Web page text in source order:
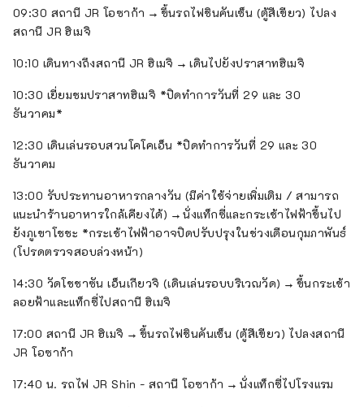
09:30 สถานี JR โอซาก้า → ขึ้นรถไฟชินคันเซ็น (ตู้สีเขียว) ไปลง
สถานี JR ฮิเมจิ
10:10 เดินทางถึงสถานี JR ฮิเมจิ → เดินไปยังปราสาทฮิเมจิ
10:30 เยี่ยมชมปราสาทฮิเมจิ *ปิดทำการวันที่ 29 และ 30
ธันวาคม*
12:30 เดินเล่นรอบสวนโคโคเอ็น *ปิดทำการวันที่ 29 และ 30
ธันวาคม
13:00 รับประทานอาหารกลางวัน (มีค่าใช้จ่ายเพิ่มเติม / สามารถ
แนะนำร้านอาหารใกล้เคียงได้) → นั่งแท็กซี่และกระเช้าไฟฟ้าขึ้นไป
ยังภูเขาโชชะ *กระเช้าไฟฟ้าอาจปิดปรับปรุงในช่วงเดือนกุมภาพันธ์
(โปรดตรวจสอบล่วงหน้า)
14:30 วัดโชชาซัน เอ็นเกียวจิ (เดินเล่นรอบบริเวณวัด) → ขึ้นกระเช้า
ลอยฟ้าและแท็กซี่ไปสถานี ฮิเมจิ
17:00 สถานี JR ฮิเมจิ → ขึ้นรถไฟชินคันเซ็น (ตู้สีเขียว) ไปลงสถานี
JR โอซาก้า
17:40 น. รถไฟ JR Shin - สถานี โอซาก้า → นั่งแท็กซี่ไปโรงแรม